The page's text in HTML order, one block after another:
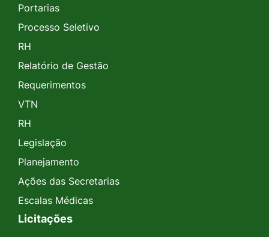
Portarias
Processo Seletivo
RH
Relatório de Gestão
Requerimentos
VTN
RH
Legislação
Planejamento
Ações das Secretarias
Escalas Médicas
Licitações